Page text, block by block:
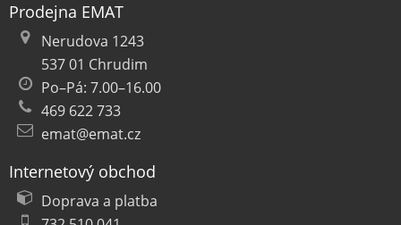
Prodejna EMAT
Nerudova 1243
537 01 Chrudim
Po–Pá: 7.00–16.00
469 622 733
emat@emat.cz
Internetový obchod
Doprava a platba